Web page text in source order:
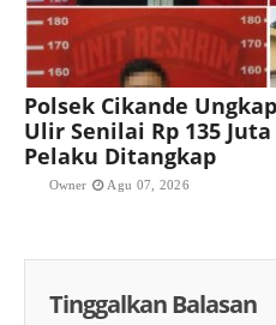
Polsek Cikande
Ulir Senilai Rp 135
Pelaku Ditangkap
Owner Agu 07, 2026
Tinggalkan Balasan